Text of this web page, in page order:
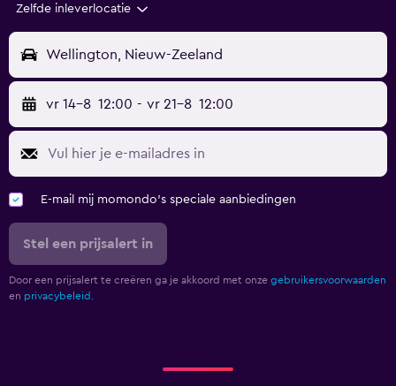
Zelfde inleverlocatie
Wellington, Nieuw-Zeeland
vr 14-8 12:00 - vr 21-8 12:00
E-mail mij momondo's speciale aanbiedingen
Stel een prijsalert in
Door een prijsalert te creëren ga je akkoord met onze gebruikersvoorwaarden
en privacybeleid.